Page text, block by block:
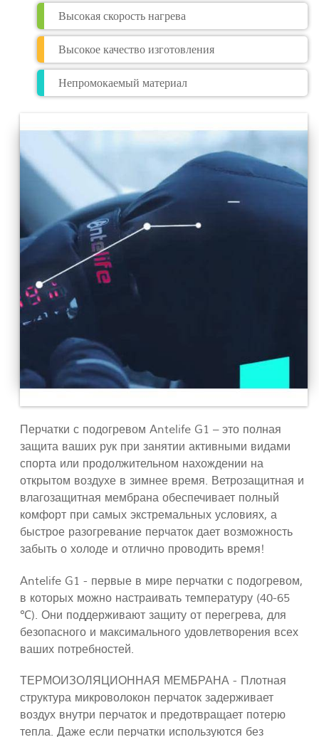
Высокая скорость нагрева
Высокое качество изготовления
Непромокаемый материал
Перчатки с подогревом Antelife G1 – это полная
защита ваших рук при занятии активными видами
спорта или продолжительном нахождении на
открытом воздухе в зимнее время. Ветрозащитная и
влагозащитная мембрана обеспечивает полный
комфорт при самых экстремальных условиях, а
быстрое разогревание перчаток дает возможность
забыть о холоде и отлично проводить время!
Antelife G1 - первые в мире перчатки с подогревом,
в которых можно настраивать температуру (40-65
℃). Они поддерживают защиту от перегрева, для
безопасного и максимального удовлетворения всех
ваших потребностей.
ТЕРМОИЗОЛЯЦИОННАЯ МЕМБРАНА - Плотная
структура микроволокон перчаток задерживает
воздух внутри перчаток и предотвращает потерю
тепла. Даже если перчатки используются без